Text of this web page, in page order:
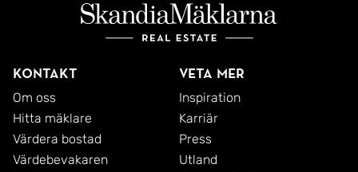
Kontakt
Om oss
Hitta mäklare
Värdera bostad
Värdebevakaren
Veta mer
Inspiration
Karriär
Press
Utland